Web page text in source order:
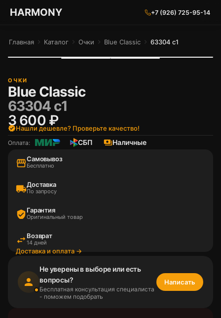
ГАРМОНИЯ ГЛАЗ
HARMONY +7 (926) 725-95-14
Главная chevron_right Каталог chevron_right Очки chevron_right Blue Classic chevron_right 63304 c1
ОЧКИ
Blue Classic
63304 c1
3 600 ₽
verifiedНашли дешевле? Проверьте качество!
Оплата: СБП paymentsНаличные
storefrontСамовывоз
Бесплатно
local_shippingДоставка
По запросу
verified_userГарантия
Оригинальный товар
swap_horiz Возврат
14 дней
Доставка и оплата →
person
Не уверены в выборе или есть
вопросы?
Бесплатная консультация специалиста
- поможем подобрать
Написать